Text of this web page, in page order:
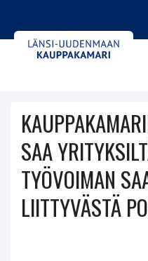
SAA
TYÖVOIMAN
LIITTYVÄSTÄ